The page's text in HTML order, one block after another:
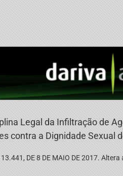
Legal da Infiltração de
contra a Dignidade Sexual
13.441, DE 8 DE MAIO DE 2017. Altera